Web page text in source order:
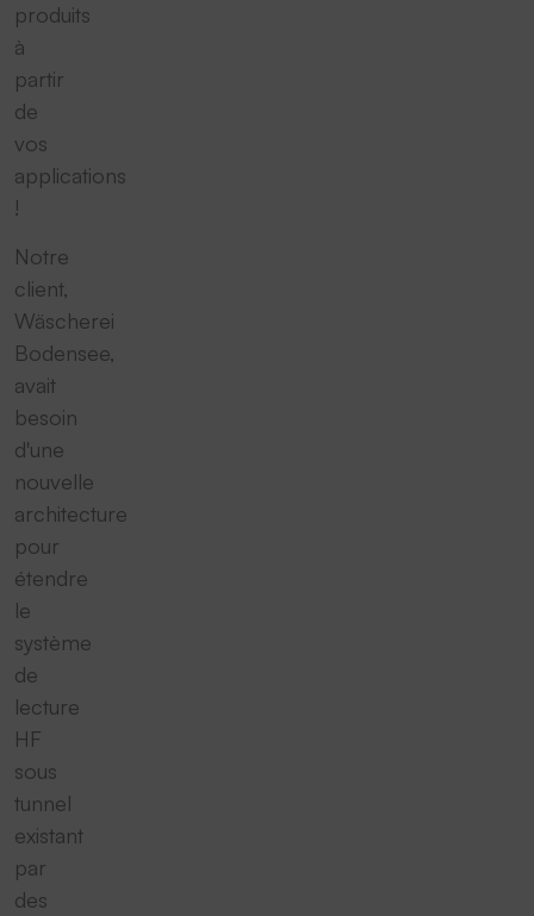
produits
à
partir
de
vos
applications
!
Notre
client,
Wäscherei
Bodensee,
avait
besoin
d'une
nouvelle
architecture
pour
étendre
le
système
de
lecture
HF
sous
tunnel
existant
par
des